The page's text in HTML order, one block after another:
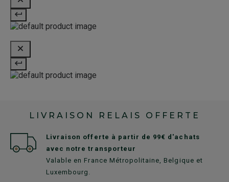
LIVRAISON RELAIS OFFERTE
Livraison offerte à partir de 99€ d'achats
avec notre transporteur
Valable en France Métropolitaine, Belgique et
Luxembourg.